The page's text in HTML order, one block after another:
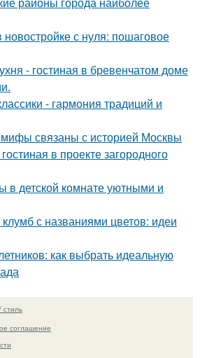
с нуля: пошаговое
- гостиная в бревенчатом доме
- гармония традиций и
связаны с историей Москвы
в проекте загородного
в детской комнате уютными и
с названиями цветов: идеи
как выбрать идеальную
стиль
соглашение